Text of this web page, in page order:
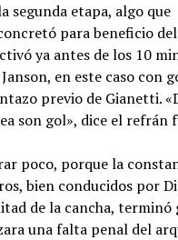
segunda etapa, algo que
para beneficio del
ya antes de los 10
en este caso con
previo de Gianetti.
son gol», dice el refrán
poco, porque la
bien conducidos por
de la cancha, terminó
una falta penal del